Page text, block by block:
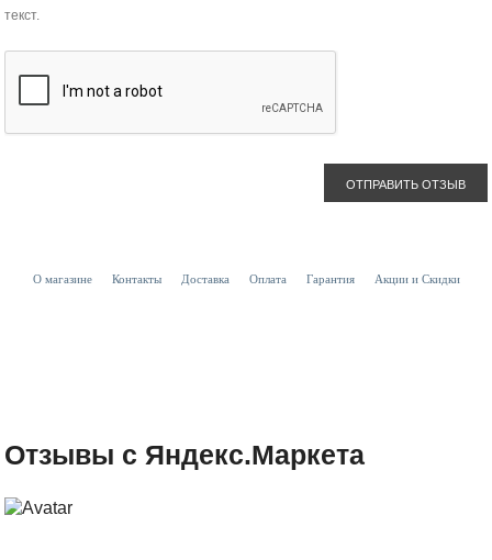
текст.
ОТПРАВИТЬ ОТЗЫВ
О магазине Контакты Доставка Оплата Гарантия Акции и Скидки
Отзывы с Яндекс.Маркета